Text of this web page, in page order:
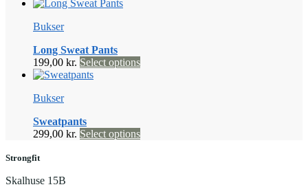
kan
Bukser
Long Sweat Pants
199,00 kr. Select optionsDette
kan
Bukser
Sweatpants
299,00 kr. Select optionsDette
Strongfit
Skalhuse 15B